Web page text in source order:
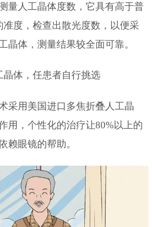
量人工晶体度数，它具有高于普
准度，检查出散光度数，以便采
晶体，测量结果较全面可靠。
晶体，任患者自行挑选
采用美国进口多焦折叠人工晶
用，个性化的治疗让80%以上的
赖眼镜的帮助。